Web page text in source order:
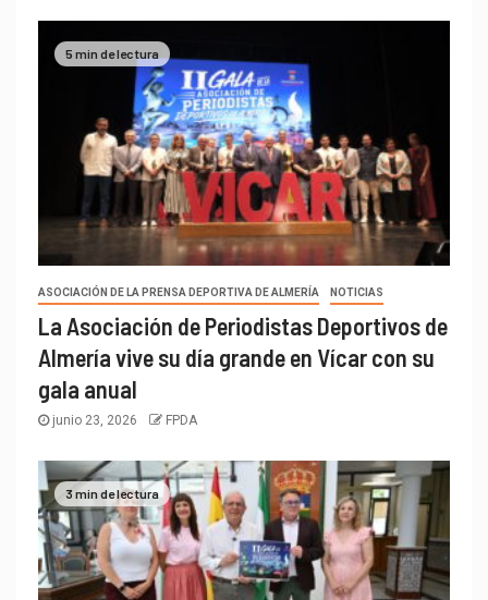
5 min de lectura
ASOCIACIÓN DE LA PRENSA DEPORTIVA DE ALMERÍA NOTICIAS
La Asociación de Periodistas Deportivos de
Almería vive su día grande en Vícar con su
gala anual
junio 23, 2026 FPDA
3 min de lectura